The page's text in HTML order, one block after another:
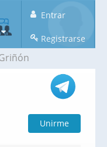
Entrar
Registrarse
Unirme